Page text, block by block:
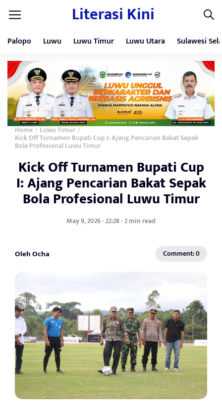
Literasi Kini
Palopo Luwu Luwu Timur Luwu Utara Sulawesi
Home / Luwu Timur /
Kick Off Turnamen Bupati Cup I: Ajang Pencarian Bakat Sepak
Bola Profesional Luwu Timur
Kick Off Turnamen Bupati Cup
I: Ajang Pencarian Bakat Sepak
Bola Profesional Luwu Timur
May 9, 2026 - 22:28 - 2 min read
Oleh Ocha Comment: 0